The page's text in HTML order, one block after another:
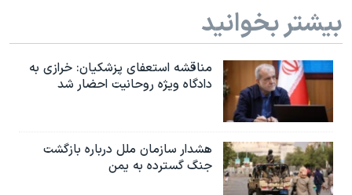
بیشتر بخوانید
مناقشه استعفای پزشکیان: خرازی به
دادگاه ویژه روحانیت احضار شد
هشدار سازمان ملل درباره بازگشت
جنگ گسترده به یمن